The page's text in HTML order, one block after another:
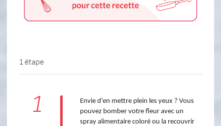
1 étape
1
Envie d’en mettre plein les yeux ? Vous
pouvez bomber votre fleur avec un
spray alimentaire coloré ou la recouvrir